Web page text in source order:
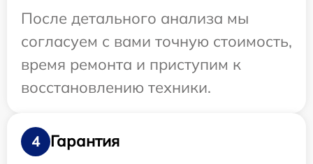
После детального анализа мы
согласуем с вами точную стоимость,
время ремонта и приступим к
восстановлению техники.
4 Гарантия